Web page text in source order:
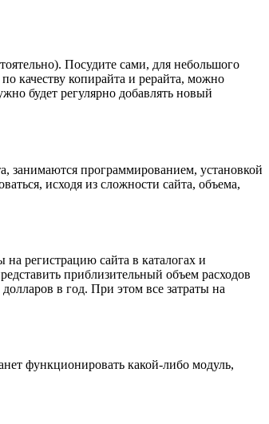
Посудите сами, для небольшого
качеству копирайта и рерайта, можно
будет регулярно добавлять новый
занимаются программированием, установкой
исходя из сложности сайта, объема,
регистрацию сайта в каталогах и
приблизительный объем расходов
в год. При этом все затраты на
функционировать какой-либо модуль,